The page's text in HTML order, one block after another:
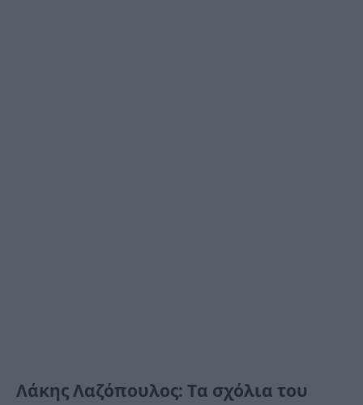
Λάκης Λαζόπουλος: Τα σχόλια του